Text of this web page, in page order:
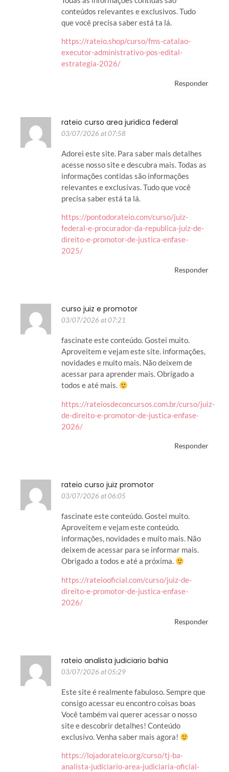
conteúdos relevantes e exclusivos. Tudo
que você precisa saber está ta lá.
https://rateio.shop/curso/fms-catalao-
executor-administrativo-pos-edital-
estrategia-2026/
Responder
rateio curso area juridica federal
03/07/2026 at 07:58
Adorei este site. Para saber mais detalhes
acesse nosso site e descubra mais. Todas as
informações contidas são informações
relevantes e exclusivas. Tudo que você
precisa saber está ta lá.
https://pontodorateio.com/curso/juiz-
federal-e-procurador-da-republica-juiz-de-
direito-e-promotor-de-justica-enfase-
2025/
Responder
curso juiz e promotor
03/07/2026 at 07:21
fascinate este conteúdo. Gostei muito.
Aproveitem e vejam este site. informações,
novidades e muito mais. Não deixem de
acessar para aprender mais. Obrigado a
todos e até mais.
https://rateiosdeconcursos.com.br/curso/juiz-
de-direito-e-promotor-de-justica-enfase-
2026/
Responder
rateio curso juiz promotor
03/07/2026 at 06:05
fascinate este conteúdo. Gostei muito.
Aproveitem e vejam este conteúdo.
informações, novidades e muito mais. Não
deixem de acessar para se informar mais.
Obrigado a todos e até a próxima.
https://rateiooficial.com/curso/juiz-de-
direito-e-promotor-de-justica-enfase-
2026/
Responder
rateio analista judiciario bahia
03/07/2026 at 05:29
Este site é realmente fabuloso. Sempre que
consigo acessar eu encontro coisas boas
Você também vai querer acessar o nosso
site e descobrir detalhes! Conteúdo
exclusivo. Venha saber mais agora!
https://lojadorateio.org/curso/tj-ba-
analista-judiciario-area-judiciaria-oficial-